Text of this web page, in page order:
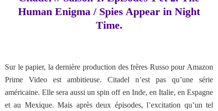
Human Enigma / Spies Appear in Night
Time.
Sur le papier, la dernière production des frères Russo pour Amazon
Prime Video est ambitieuse. Citadel n’est pas qu’une série
américaine. Elle sera aussi un spin off en Inde, en Italie, en Espagne
et au Mexique. Mais après deux épisodes, l’excitation qu’un tel